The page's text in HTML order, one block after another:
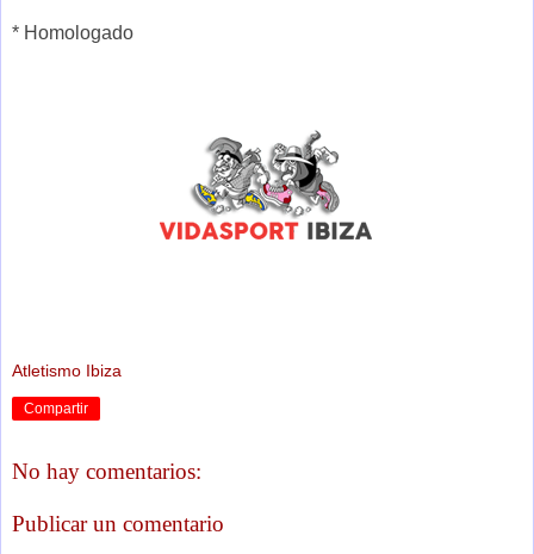
* Homologado
Atletismo Ibiza
Compartir
No hay comentarios:
Publicar un comentario